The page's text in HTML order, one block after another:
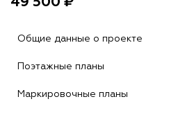
Общие данные о проекте
Поэтажные планы
Маркировочные планы